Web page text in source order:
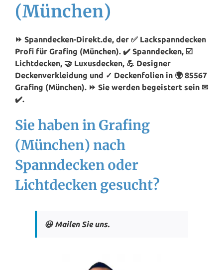
(München)
⏩ Spanndecken-Direkt.de, der ✅ Lackspanndecken
Profi für Grafing (München). ✔️ Spanndecken, ☑️
Lichtdecken, 🤝 Luxusdecken, 💪 Designer
Deckenverkleidung und ✓ Deckenfolien in 🌍 85567
Grafing (München). ⏩ Sie werden begeistert sein ✉
✔️.
Sie haben in Grafing
(München) nach
Spanndecken oder
Lichtdecken gesucht?
😃 Mailen Sie uns.